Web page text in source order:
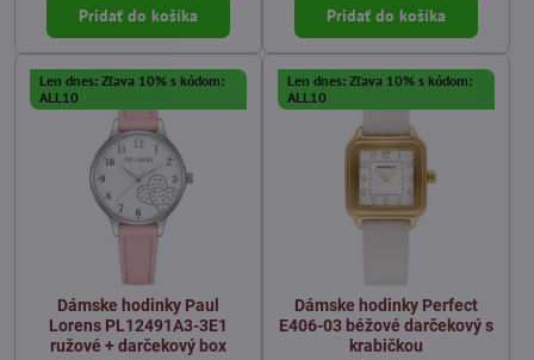
Pridať do košíka Pridať do košíka
Len dnes: Zľava 10% s kódom:
ALL10
Dámske hodinky Paul
Lorens PL12491A3-3E1
ružové + darčekový box
Len dnes: Zľava 10% s kódom:
ALL10
Dámske hodinky Perfect
E406-03 béžové darčekový s
krabičkou